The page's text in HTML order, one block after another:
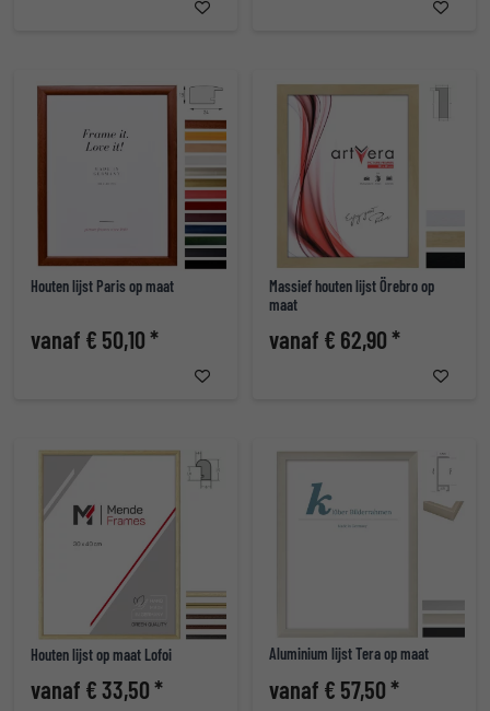
Houten lijst Paris op maat
vanaf € 50,10 *
Massief houten lijst Örebro op
maat
vanaf € 62,90 *
Houten lijst op maat Lofoi
vanaf € 33,50 *
Aluminium lijst Tera op maat
vanaf € 57,50 *